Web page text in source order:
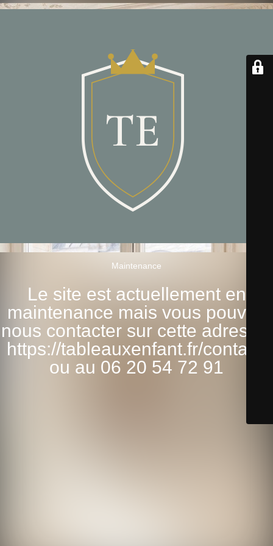
Maintenance
Le site est actuellement en
maintenance mais vous pouvez
nous contacter sur cette adresse:
https://tableauxenfant.fr/contact/
ou au 06 20 54 72 91